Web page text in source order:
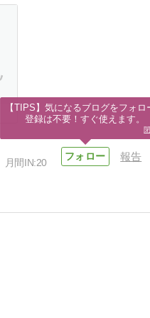
月間IN:20
報告
【TIPS】気になるブログをフォロ
登録は不要！すぐ使えます。